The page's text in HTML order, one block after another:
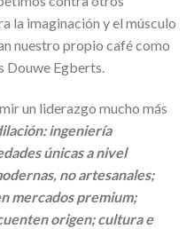
la imaginación y el músculo
nuestro propio café como
Douwe Egberts.
un liderazgo mucho más
ingeniería
únicas a nivel
no artesanales;
mercados premium;
origen; cultura e